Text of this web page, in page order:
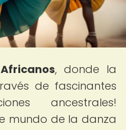
, donde la
de fascinantes
ancestrales!
mundo de la danza